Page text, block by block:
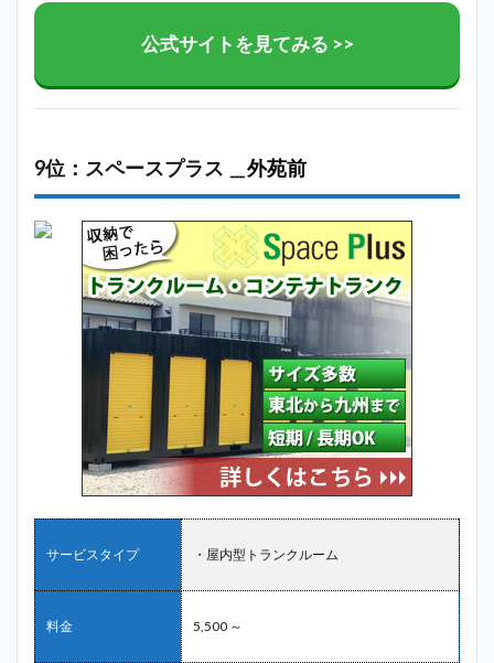
公式サイトを見てみる >>
9位：スペースプラス ＿ 外苑前
サービスタイプ ・屋内型トランクルーム
料金 5,500 ～